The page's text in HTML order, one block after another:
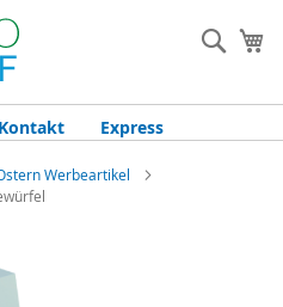
Kontakt Express
Werbeartikel